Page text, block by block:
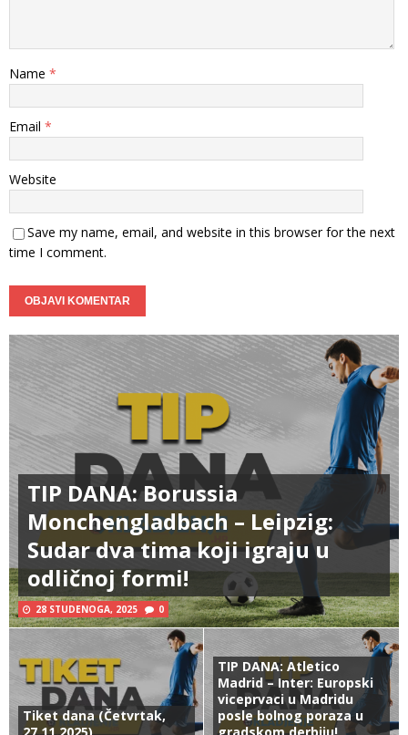
Name *
Email *
Website
Save my name, email, and website in this browser for the next
time I comment.
TIP DANA: Borussia
Monchengladbach – Leipzig:
Sudar dva tima koji igraju u
odličnoj formi!
28 STUDENOGA, 2025 0
Tiket dana (Četvrtak,
TIP DANA: Atletico
Madrid – Inter: Europski
viceprvaci u Madridu
posle bolnog poraza u